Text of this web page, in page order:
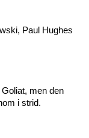
Paul Hughes
men den
i strid.